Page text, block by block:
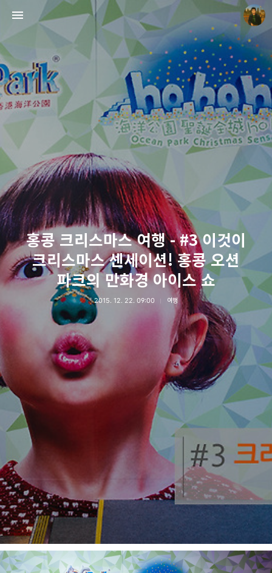
홍콩 크리스마스 여행 - #3 이것이
크리스마스 센세이션! 홍콩 오션
파크의 만화경 아이스 쇼
2015. 12. 22. 09:00 여행
빛으로 쓴 편지
mistyfriday